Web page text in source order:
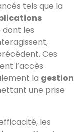
tels que la
dont les
Ces
l’accès
la gestion
une prise
les